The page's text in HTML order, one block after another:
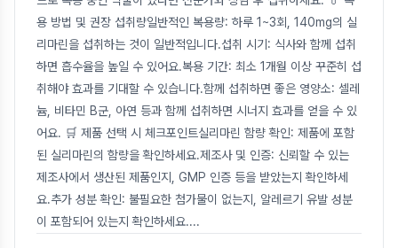
용 방법 및 권장 섭취량일반적인 복용량: 하루 1~3회, 140mg의 실
리마린을 섭취하는 것이 일반적입니다.섭취 시기: 식사와 함께 섭취
하면 흡수율을 높일 수 있어요.복용 기간: 최소 1개월 이상 꾸준히 섭
취해야 효과를 기대할 수 있습니다.함께 섭취하면 좋은 영양소: 셀레
늄, 비타민 B군, 아연 등과 함께 섭취하면 시너지 효과를 얻을 수 있
어요. 🛒 제품 선택 시 체크포인트실리마린 함량 확인: 제품에 포함
된 실리마린의 함량을 확인하세요.제조사 및 인증: 신뢰할 수 있는
제조사에서 생산된 제품인지, GMP 인증 등을 받았는지 확인하세
요.추가 성분 확인: 불필요한 첨가물이 없는지, 알레르기 유발 성분
이 포함되어 있는지 확인하세요....